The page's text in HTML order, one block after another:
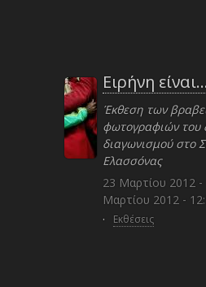
Ειρήνη είναι...
Έκθεση των
φωτογραφιών του
διαγωνισμού στο
Ελασσόνας
23 Μαρτίου 2012 -
Μαρτίου 2012 -
· Εκθέσεις